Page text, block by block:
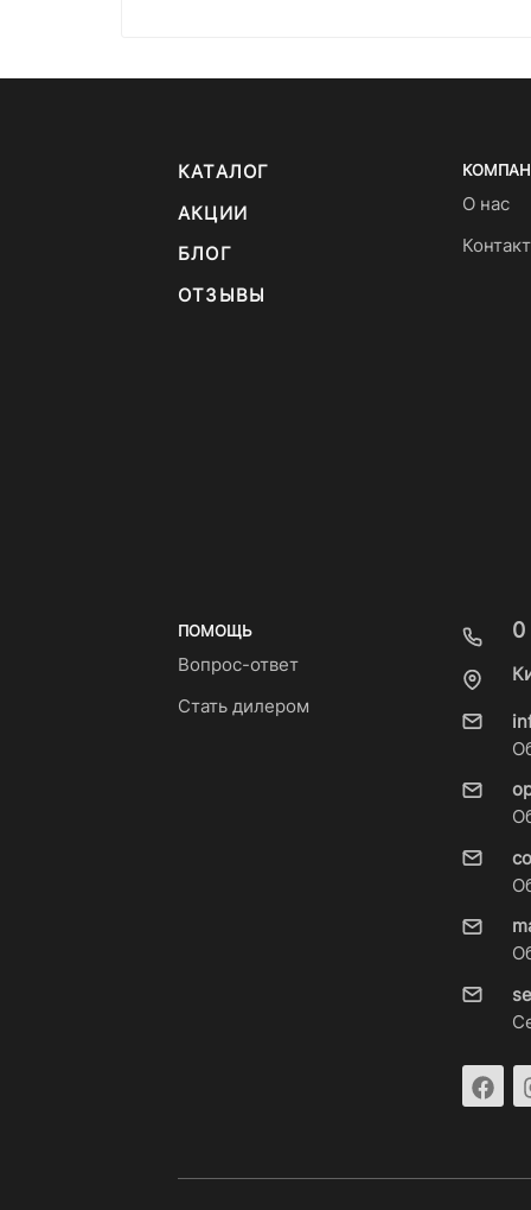
КАТАЛОГ
АКЦИИ
БЛОГ
ОТЗЫВЫ
О нас
ПОМОЩЬ
Вопрос-ответ
Стать дилером
0